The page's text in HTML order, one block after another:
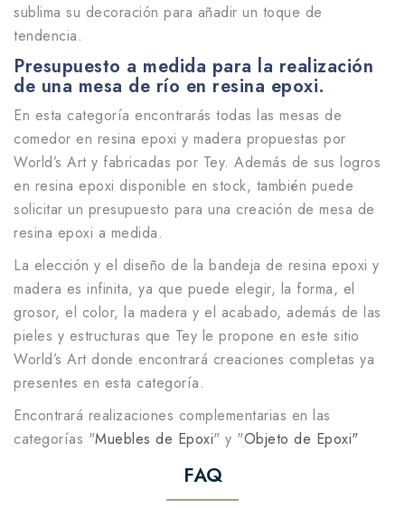
sublima su decoración para añadir un toque de
tendencia.
Presupuesto a medida para la realización
de una mesa de río en resina epoxi.
En esta categoría encontrarás todas las mesas de
comedor en resina epoxi y madera propuestas por
World’s Art y fabricadas por Tey. Además de sus logros
en resina epoxi disponible en stock, también puede
solicitar un presupuesto para una creación de mesa de
resina epoxi a medida.
La elección y el diseño de la bandeja de resina epoxi y
madera es infinita, ya que puede elegir, la forma, el
grosor, el color, la madera y el acabado, además de las
pieles y estructuras que Tey le propone en este sitio
World’s Art donde encontrará creaciones completas ya
presentes en esta categoría.
Encontrará realizaciones complementarias en las
categorías "Muebles de Epoxi" y "Objeto de Epoxi"
FAQ